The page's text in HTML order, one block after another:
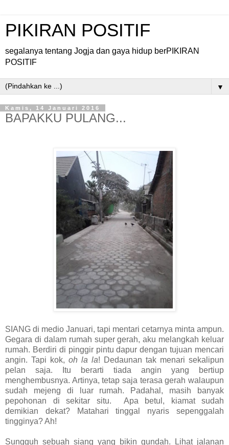
PIKIRAN POSITIF
segalanya tentang Jogja dan gaya hidup berPIKIRAN
POSITIF
▼
Kamis, 14 Januari 2016
BAPAKKU PULANG...
SIANG di medio Januari, tapi mentari cetarnya minta ampun.
Gegara di dalam rumah super gerah, aku melangkah keluar
rumah. Berdiri di pinggir pintu dapur dengan tujuan mencari
angin. Tapi kok, oh la la! Dedaunan tak menari sekalipun
pelan saja. Itu berarti tiada angin yang bertiup
menghembusnya. Artinya, tetap saja terasa gerah walaupun
sudah mejeng di luar rumah. Padahal, masih banyak
pepohonan di sekitar situ. Apa betul, kiamat sudah
demikian dekat? Matahari tinggal nyaris sepenggalah
tingginya? Ah!
Sungguh sebuah siang yang bikin gundah. Lihat jalanan